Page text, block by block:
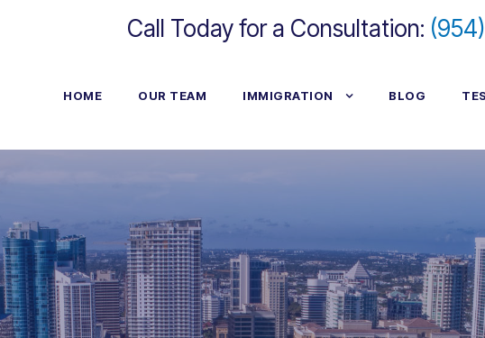
Call Today for a Consultation:
HOME OUR TEAM IMMIGRATION BLOG